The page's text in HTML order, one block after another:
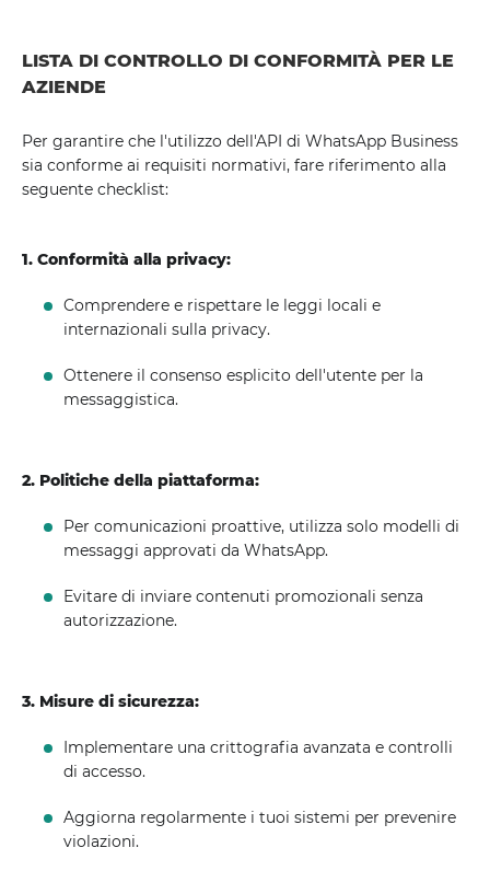
LISTA DI CONTROLLO DI CONFORMITÀ PER LE
AZIENDE
Per garantire che l'utilizzo dell'API di WhatsApp Business
sia conforme ai requisiti normativi, fare riferimento alla
seguente checklist:
1. Conformità alla privacy:
Comprendere e rispettare le leggi locali e
internazionali sulla privacy.
Ottenere il consenso esplicito dell'utente per la
messaggistica.
2. Politiche della piattaforma:
Per comunicazioni proattive, utilizza solo modelli di
messaggi approvati da WhatsApp.
Evitare di inviare contenuti promozionali senza
autorizzazione.
3. Misure di sicurezza:
Implementare una crittografia avanzata e controlli
di accesso.
Aggiorna regolarmente i tuoi sistemi per prevenire
violazioni.